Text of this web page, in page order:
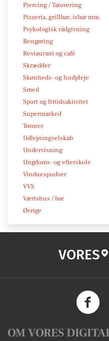
Piercing / Tatovering
Pizzeria, grillbar, isbar mm.
Psykologisk rådgivning
Rengøring
Restaurant og café
Skrædder
Skønheds- og hudpleje
Smed
Sport og fritidsaktivitet
Supermarked
Tømrer
Udlejningselskab
Undervisning
Ungdoms- og efterskole
Vinduespudser
VVS
Værtshus / bar
Øvrige
VORES
OM VORES